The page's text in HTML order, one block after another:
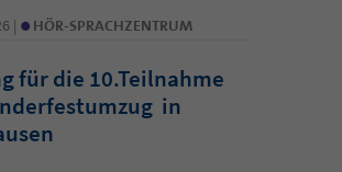
| • HÖR-SPRACHZENTRUM
für die 10.Teilnahme
in